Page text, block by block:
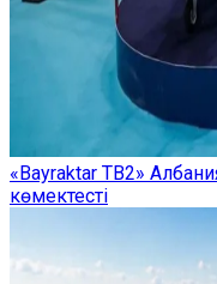
«Bayraktar TB2»
көмектесті